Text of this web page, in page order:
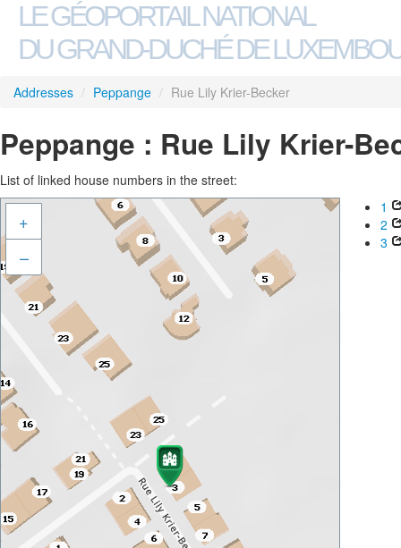
LE GÉOPORTAIL NATIONAL
DU GRAND-DUCHÉ DE
Addresses / Peppange / Rue Lily Krier-Becker
Peppange : Rue Lily Krier-
List of linked house numbers in the street:
+
–
1
2
3